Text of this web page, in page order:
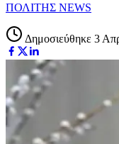
ΠΟΛΙΤΗΣ NEWS
Δημοσιεύθηκε 3